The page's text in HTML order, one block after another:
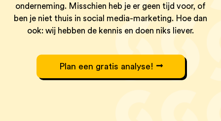
onderneming. Misschien heb je er geen tijd voor, of
ben je niet thuis in social media-marketing. Hoe dan
ook: wij hebben de kennis en doen niks liever.
Plan een gratis analyse!